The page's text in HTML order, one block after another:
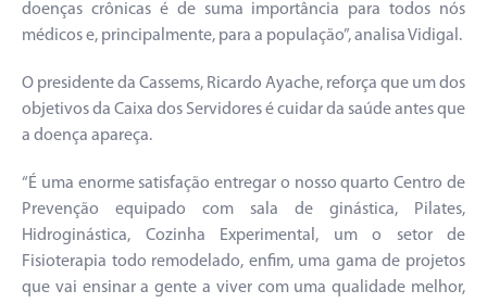
doenças crônicas é de suma importância para todos nós
médicos e, principalmente, para a população”, analisa Vidigal.
O presidente da Cassems, Ricardo Ayache, reforça que um dos
objetivos da Caixa dos Servidores é cuidar da saúde antes que
a doença apareça.
“É uma enorme satisfação entregar o nosso quarto Centro de
Prevenção equipado com sala de ginástica, Pilates,
Hidroginástica, Cozinha Experimental, um o setor de
Fisioterapia todo remodelado, enfim, uma gama de projetos
que vai ensinar a gente a viver com uma qualidade melhor,